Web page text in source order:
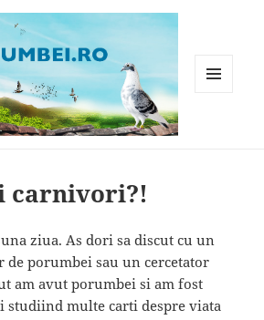
carnivori?!
ziua. As dori sa discut cu un
de porumbei sau un cercetator
am avut porumbei si am fost
studiind multe carti despre viata